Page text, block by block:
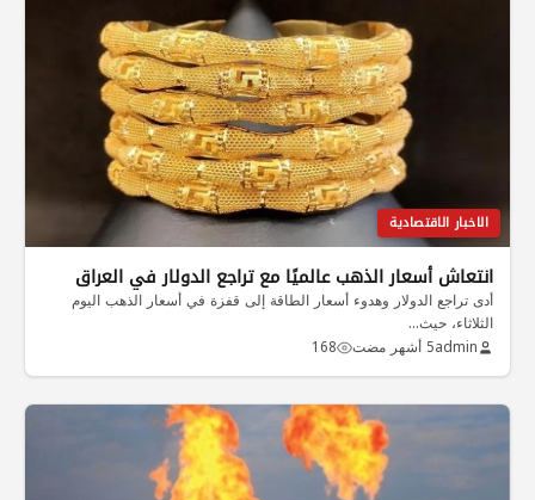
الاخبار الاقتصادية
انتعاش أسعار الذهب عالميًا مع تراجع الدولار في العراق
أدى تراجع الدولار وهدوء أسعار الطاقة إلى قفزة في أسعار الذهب اليوم
الثلاثاء، حيث…
admin5 أشهر مضت 168